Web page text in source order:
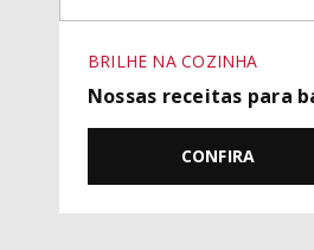
BRILHE NA COZINHA
Nossas receitas para
CONFIRA